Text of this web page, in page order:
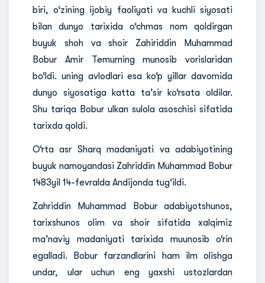
biri, o‘zining ijobiy faoliyati va kuchli siyosati
bilan dunyo tarixida o‘chmas nom qoldirgan
buyuk shoh va shoir Zahiriddin Muhammad
Bobur Amir Temurning munosib vorislaridan
bo‘ldi. uning avlodlari esa ko‘p yillar davomida
dunyo siyosatiga katta ta’sir ko‘rsata oldilar.
Shu tariqa Bobur ulkan sulola asoschisi sifatida
tarixda qoldi.
O‘rta asr Sharq madaniyati va adabiyotining
buyuk namoyandasi Zahriddin Muhammad Bobur
1483yil 14-fevralda Andijonda tug‘ildi.
Zahriddin Muhammad Bobur adabiyotshunos,
tarixshunos olim va shoir sifatida xalqimiz
ma’naviy madaniyati tarixida muunosib o‘rin
egalladi. Bobur farzandlarini ham ilm olishga
undar, ular uchun eng yaxshi ustozlardan